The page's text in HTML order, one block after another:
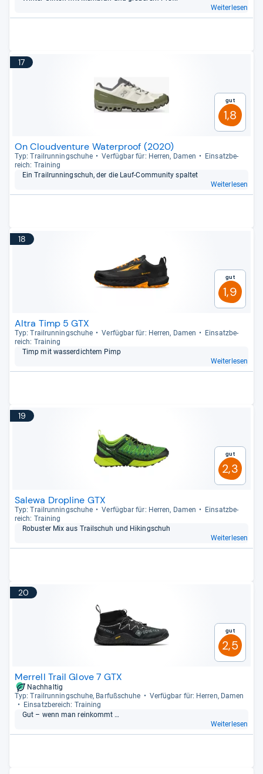
Weiterlesen
17
Gut
1,8
On Cloudventure Waterproof (2020)
Typ: Trail­run­ning­schuhe Ver­füg­bar für: Her­ren, Damen
Ein­satz­be­
reich: Trai­ning
Ein Trail­run­ning­schuh, der die Lauf-​Com­mu­nity spal­tet
Weiterlesen
18
Gut
1,9
Altra Timp 5 GTX
Typ: Trail­run­ning­schuhe Ver­füg­bar für: Her­ren, Damen
Ein­satz­be­
reich: Trai­ning
Timp mit was­ser­dich­tem Pimp
Weiterlesen
19
Gut
2,3
Salewa Dropline GTX
Typ: Trail­run­ning­schuhe Ver­füg­bar für: Her­ren, Damen
Ein­satz­be­
reich: Trai­ning
Robus­ter Mix aus Trail­schuh und Hikingschuh
Weiterlesen
20
Gut
2,5
Merrell Trail Glove 7 GTX
Nachhaltig
Typ: Trail­run­ning­schuhe, Bar­fuß­schuhe
Ver­füg­bar für: Her­ren, Damen
Ein­satz­be­reich: Trai­ning
Gut – wenn man rein­kommt …
Weiterlesen